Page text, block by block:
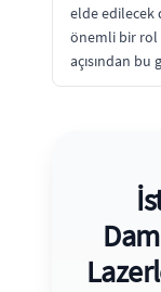
elde edilecek
önemli bir rol
açısından